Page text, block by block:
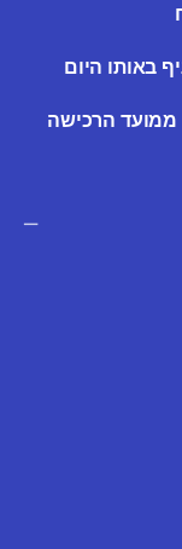
באותו היום